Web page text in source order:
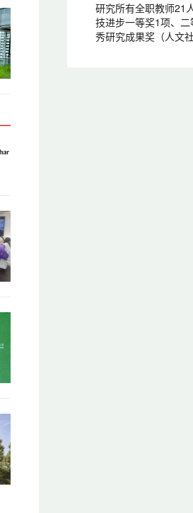
研究所有全职教师21
技进步一等奖1项、
秀研究成果奖（人文